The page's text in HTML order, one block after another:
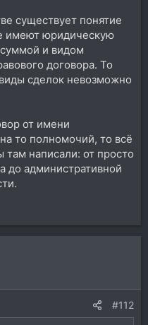
существует понятие
имеют юридическую
и видом
договора. То
сделок невозможно
от имени
то полномочий, то всё
там написали: от просто
до административной
#112